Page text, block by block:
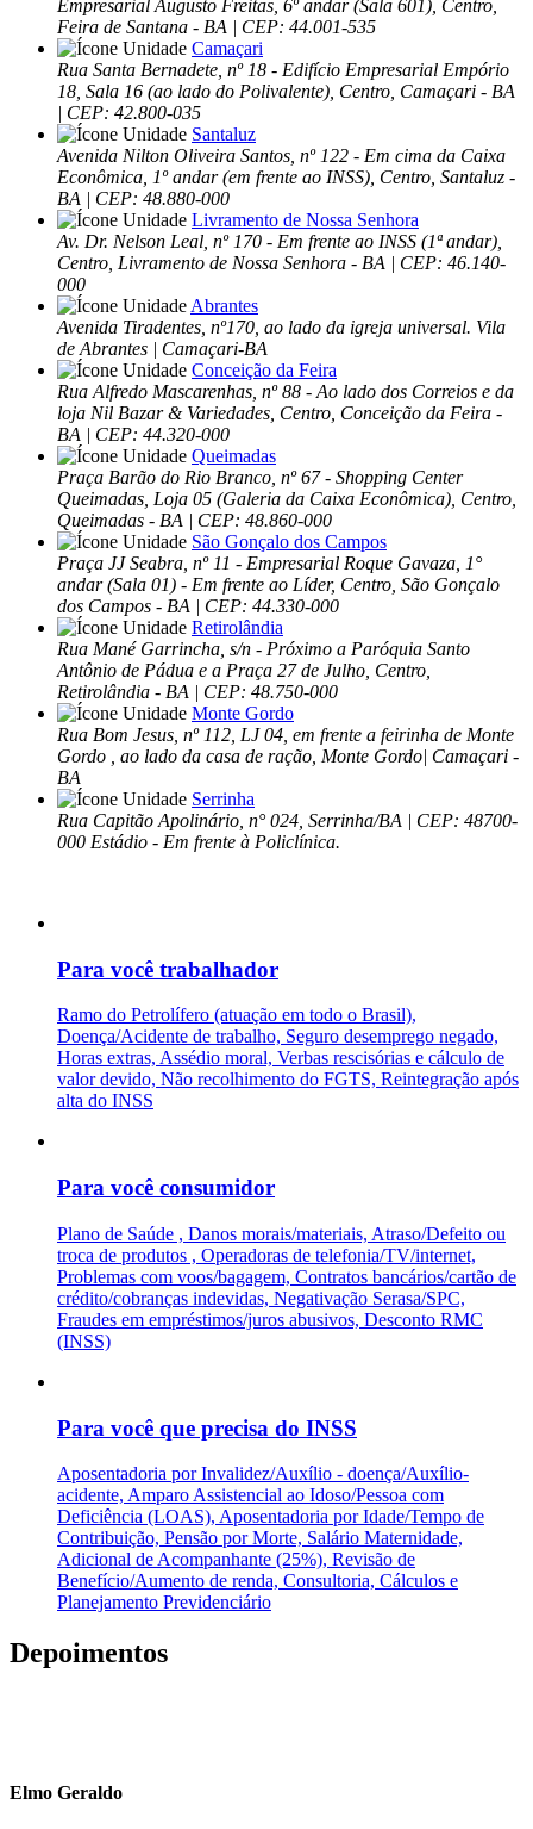
Empresarial Augusto Freitas, 6º andar (Sala 601), Centro,
Feira de Santana - BA | CEP: 44.001-535
Camaçari
Rua Santa Bernadete, nº 18 - Edifício Empresarial Empório
18, Sala 16 (ao lado do Polivalente), Centro, Camaçari - BA
| CEP: 42.800-035
Santaluz
Avenida Nilton Oliveira Santos, nº 122 - Em cima da Caixa
Econômica, 1º andar (em frente ao INSS), Centro, Santaluz -
BA | CEP: 48.880-000
Livramento de Nossa Senhora
Av. Dr. Nelson Leal, nº 170 - Em frente ao INSS (1ª andar),
Centro, Livramento de Nossa Senhora - BA | CEP: 46.140-
000
Abrantes
Avenida Tiradentes, nº170, ao lado da igreja universal. Vila
de Abrantes | Camaçari-BA
Conceição da Feira
Rua Alfredo Mascarenhas, nº 88 - Ao lado dos Correios e da
loja Nil Bazar & Variedades, Centro, Conceição da Feira -
BA | CEP: 44.320-000
Queimadas
Praça Barão do Rio Branco, nº 67 - Shopping Center
Queimadas, Loja 05 (Galeria da Caixa Econômica), Centro,
Queimadas - BA | CEP: 48.860-000
São Gonçalo dos Campos
Praça JJ Seabra, nº 11 - Empresarial Roque Gavaza, 1°
andar (Sala 01) - Em frente ao Líder, Centro, São Gonçalo
dos Campos - BA | CEP: 44.330-000
Retirolândia
Rua Mané Garrincha, s/n - Próximo a Paróquia Santo
Antônio de Pádua e a Praça 27 de Julho, Centro,
Retirolândia - BA | CEP: 48.750-000
Monte Gordo
Rua Bom Jesus, nº 112, LJ 04, em frente a feirinha de Monte
Gordo , ao lado da casa de ração, Monte Gordo| Camaçari -
BA
Serrinha
Rua Capitão Apolinário, n° 024, Serrinha/BA | CEP: 48700-
000 Estádio - Em frente à Policlínica.
Para você trabalhador
Ramo do Petrolífero (atuação em todo o Brasil),
Doença/Acidente de trabalho, Seguro desemprego negado,
Horas extras, Assédio moral, Verbas rescisórias e cálculo de
valor devido, Não recolhimento do FGTS, Reintegração após
alta do INSS
Para você consumidor
Plano de Saúde , Danos morais/materiais, Atraso/Defeito ou
troca de produtos , Operadoras de telefonia/TV/internet,
Problemas com voos/bagagem, Contratos bancários/cartão de
crédito/cobranças indevidas, Negativação Serasa/SPC,
Fraudes em empréstimos/juros abusivos, Desconto RMC
(INSS)
Para você que precisa do INSS
Aposentadoria por Invalidez/Auxílio - doença/Auxílio-
acidente, Amparo Assistencial ao Idoso/Pessoa com
Deficiência (LOAS), Aposentadoria por Idade/Tempo de
Contribuição, Pensão por Morte, Salário Maternidade,
Adicional de Acompanhante (25%), Revisão de
Benefício/Aumento de renda, Consultoria, Cálculos e
Planejamento Previdenciário
Depoimentos
Elmo Geraldo